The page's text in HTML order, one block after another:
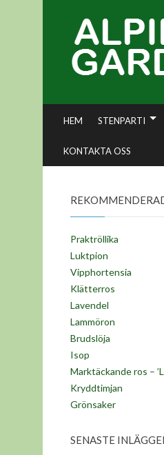
HEM STENPARTI
KONTAKTA OSS
Praktröllika
Luktpion
Vipphortensia
Klätterros
Lavendel
Lammöron
Brudslöja
Isop
Marktäckande ros –
Kryddtimjan
Grönsaker
SENASTE